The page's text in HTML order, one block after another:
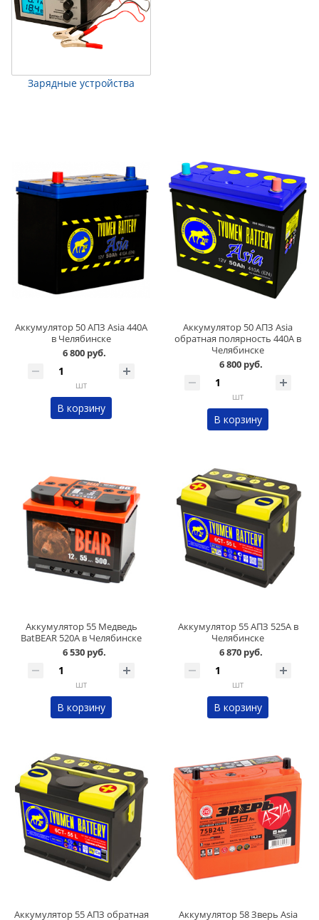
Зарядные устройства
Аккумулятор 50 АПЗ Asia 440А
в Челябинске
6 800 руб.
шт
В корзину
Аккумулятор 50 АПЗ Asia
обратная полярность 440А в
Челябинске
6 800 руб.
шт
В корзину
Аккумулятор 55 Медведь
BatBEAR 520А в Челябинске
6 530 руб.
шт
В корзину
Аккумулятор 55 АПЗ 525А в
Челябинске
6 870 руб.
шт
В корзину
Аккумулятор 55 АПЗ обратная
Аккумулятор 58 Зверь Asia